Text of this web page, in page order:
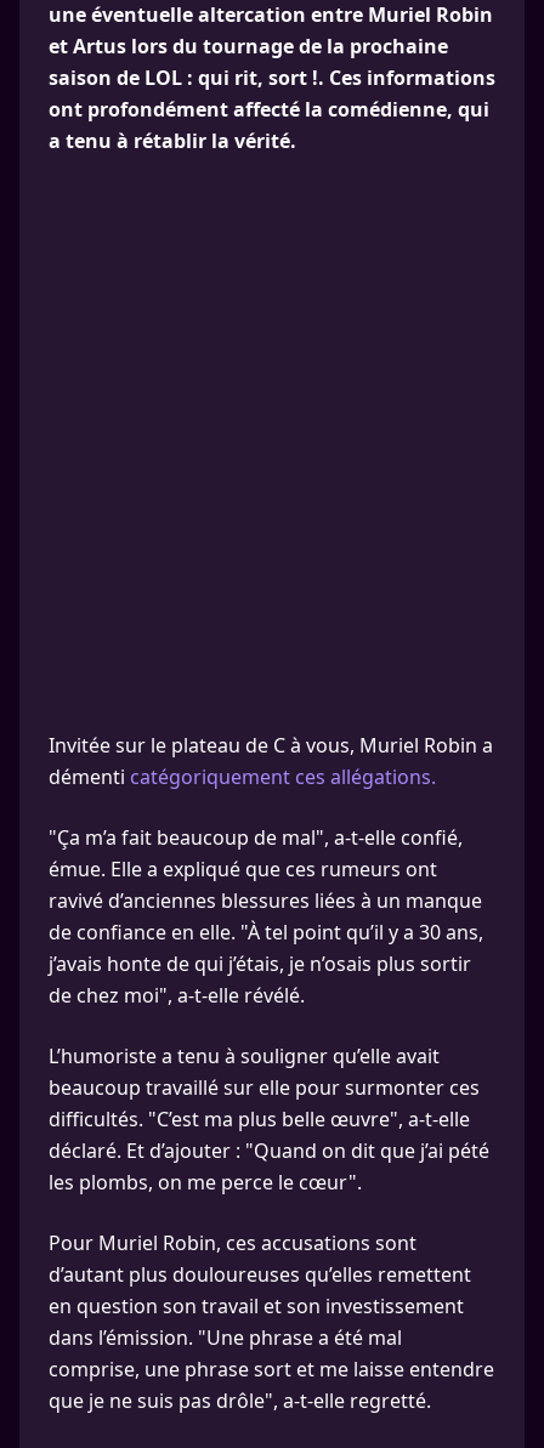
une éventuelle altercation entre Muriel Robin
et Artus lors du tournage de la prochaine
saison de LOL : qui rit, sort !. Ces informations
ont profondément affecté la comédienne, qui
a tenu à rétablir la vérité.
Invitée sur le plateau de C à vous, Muriel Robin a
démenti catégoriquement ces allégations.
"Ça m’a fait beaucoup de mal", a-t-elle confié,
émue. Elle a expliqué que ces rumeurs ont
ravivé d’anciennes blessures liées à un manque
de confiance en elle. "À tel point qu’il y a 30 ans,
j’avais honte de qui j’étais, je n’osais plus sortir
de chez moi", a-t-elle révélé.
L’humoriste a tenu à souligner qu’elle avait
beaucoup travaillé sur elle pour surmonter ces
difficultés. "C’est ma plus belle œuvre", a-t-elle
déclaré. Et d’ajouter : "Quand on dit que j’ai pété
les plombs, on me perce le cœur".
Pour Muriel Robin, ces accusations sont
d’autant plus douloureuses qu’elles remettent
en question son travail et son investissement
dans l’émission. "Une phrase a été mal
comprise, une phrase sort et me laisse entendre
que je ne suis pas drôle", a-t-elle regretté.